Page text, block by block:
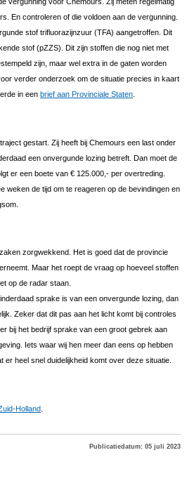
En controleren of die voldoen aan de vergunning.
stof trifluorazijnzuur (TFA) aangetroffen. Dit
stof (pZZS). Dit zijn stoffen die nog niet met
zijn, maar wel extra in de gaten worden
verder onderzoek om de situatie precies in kaart
in een brief aan Provinciale Staten.
gestart. Zij heeft bij Chemours een last onder
een onvergunde lozing betreft. Dan moet de
er een boete van € 125.000,- per overtreding.
weken de tijd om te reageren op de bevindingen en
zorgwekkend. Het is goed dat de provincie
Maar het roept de vraag op hoeveel stoffen
op de radar staan.
sprake is van een onvergunde lozing, dan
Zeker dat dit pas aan het licht komt bij controles
bij het bedrijf sprake van een groot gebrek aan
Iets waar wij hen meer dan eens op hebben
heel snel duidelijkheid komt over deze situatie.
Holland.
Publicatiedatum: 05 juli 2023